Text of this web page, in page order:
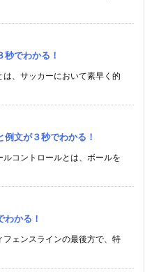
秒でわかる！
は、サッカーにおいて素早く的
例文が３秒でわかる！
ルコントロールとは、ボールを
わかる！
フェンスラインの最後方で、特